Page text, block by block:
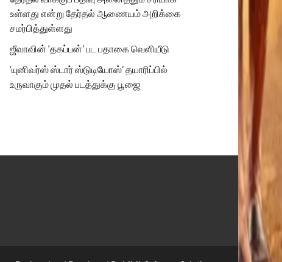
உள்ளது என்று தேர்தல் ஆணையம் அறிக்கை
சமர்பித்துள்ளது
ஜீவாவின் ‘தகப்பன்’ பட பதாகை வெளியீடு
‘யுனிவர்ஸ் ஸ்டார் ஸ்டுடியோஸ்’ தயாரிப்பில்
உருவாகும் முதல் படத்துக்கு பூஜை